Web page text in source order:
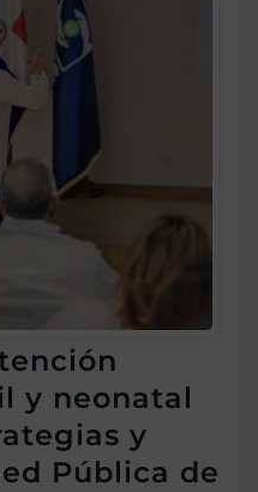
y neonatal
y
Pública de